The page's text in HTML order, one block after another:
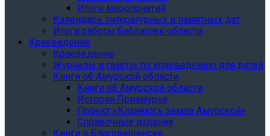
Итоги мероприятий
Календарь литературных и памятных дат
Итоги работы библиотек области
Краеведение
Краеведение
Журналы и газеты по краеведению для детей
Книги об Амурской области
Книги об Амурской области
История Приамурья
Проект «Кланяюсь земле Амурской»
Справочные издания
Книги о Благовещенске